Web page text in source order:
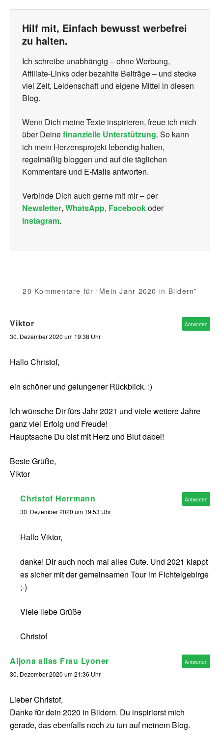
Hilf mit, Einfach bewusst werbefrei
zu halten.
Ich schreibe unabhängig – ohne Werbung,
Affiliate-Links oder bezahlte Beiträge – und stecke
viel Zeit, Leidenschaft und eigene Mittel in diesen
Blog.
Wenn Dich meine Texte inspirieren, freue ich mich
über Deinefinanzielle Unterstützung. So kann
ich mein Herzensprojekt lebendig halten,
regelmäßig bloggen und auf die täglichen
Kommentare und E-Mails antworten.
Verbinde Dich auch gerne mit mir – per
Newsletter, WhatsApp, Facebookoder
Instagram.
20 Kommentare für “Mein Jahr 2020 in Bildern”
Viktor
30. Dezember 2020 um 19:38 Uhr
Hallo Christof,
ein schöner und gelungener Rückblick. :)
Ich wünsche Dir fürs Jahr 2021 und viele weitere Jahre
ganz viel Erfolg und Freude!
Hauptsache Du bist mit Herz und Blut dabei!
Beste Grüße,
Viktor
Antworten
Christof Herrmann
30. Dezember 2020 um 19:53 Uhr
Hallo Viktor,
danke! Dir auch noch mal alles Gute. Und 2021 klappt
es sicher mit der gemeinsamen Tour im Fichtelgebirge
;-)
Viele liebe Grüße
Christof
Antworten
Aljona alias Frau Lyoner
30. Dezember 2020 um 21:36 Uhr
Lieber Christof,
Danke für dein 2020 in Bildern. Du inspirierst mich
gerade, das ebenfalls noch zu tun auf meinem Blog.
Antworten